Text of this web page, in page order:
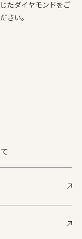
たダイヤモンドをご
さい。